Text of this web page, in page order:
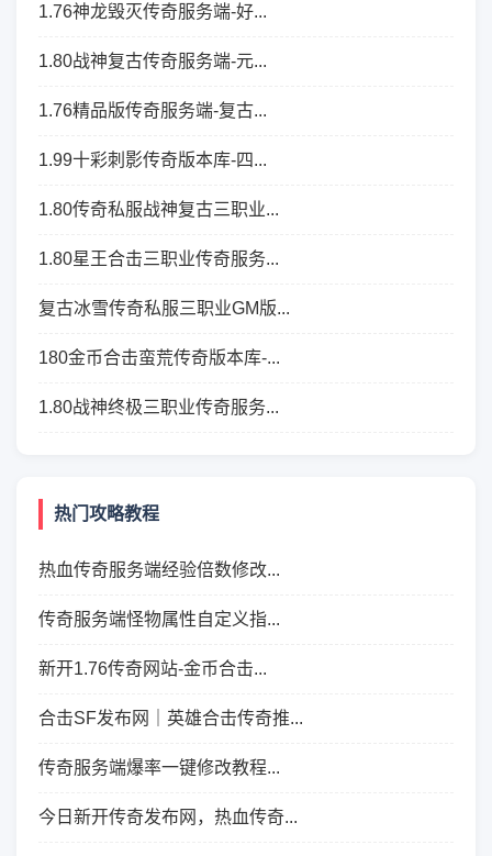
1.76神龙毁灭传奇服务端-好...
1.80战神复古传奇服务端-元...
1.76精品版传奇服务端-复古...
1.99十彩刺影传奇版本库-四...
1.80传奇私服战神复古三职业...
1.80星王合击三职业传奇服务...
复古冰雪传奇私服三职业GM版...
180金币合击蛮荒传奇版本库-...
1.80战神终极三职业传奇服务...
热门攻略教程
热血传奇服务端经验倍数修改...
传奇服务端怪物属性自定义指...
新开1.76传奇网站-金币合击...
合击SF发布网｜英雄合击传奇推...
传奇服务端爆率一键修改教程...
今日新开传奇发布网，热血传奇...